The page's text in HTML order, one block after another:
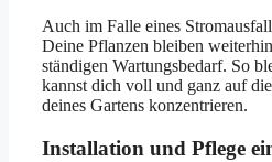
Auch im Falle eines
Deine Pflanzen bleiben
ständigen Wartungsbedarf. So
kannst dich voll und ganz auf
deines Gartens konzentrieren.
Installation und Pflege